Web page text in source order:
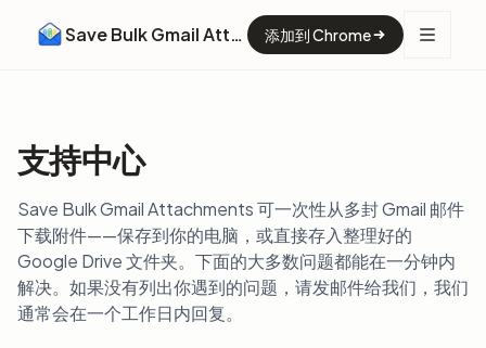
Save Bulk Gmail Attachments 添加到 Chrome
支持中心
Save Bulk Gmail Attachments 可一次性从多封 Gmail 邮件
下载附件——保存到你的电脑，或直接存入整理好的
Google Drive 文件夹。下面的大多数问题都能在一分钟内
解决。如果没有列出你遇到的问题，请发邮件给我们，我们
通常会在一个工作日内回复。